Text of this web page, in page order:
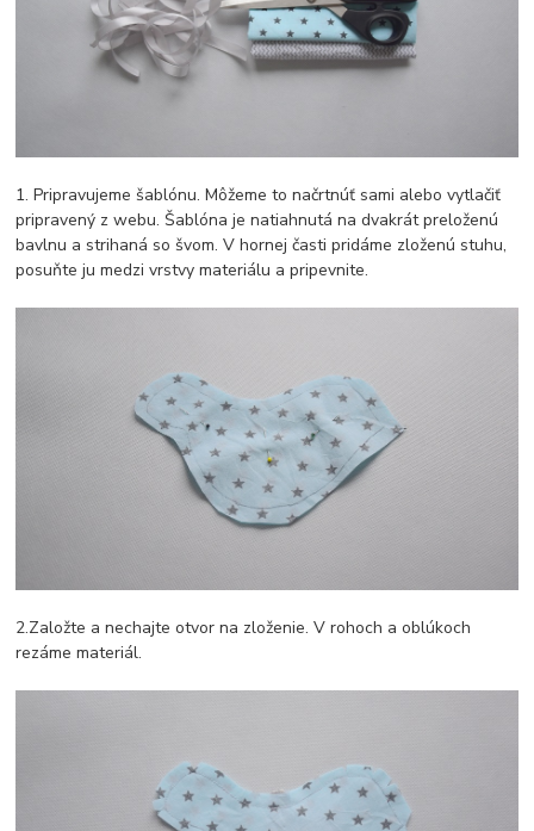
1. Pripravujeme šablónu. Môžeme to načrtnúť sami alebo vytlačiť
pripravený z webu. Šablóna je natiahnutá na dvakrát preloženú
bavlnu a strihaná so švom. V hornej časti pridáme zloženú stuhu,
posuňte ju medzi vrstvy materiálu a pripevnite.
2.Založte a nechajte otvor na zloženie. V rohoch a oblúkoch
rezáme materiál.